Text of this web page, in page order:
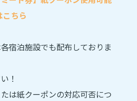
ちら
宿泊施設でも配布しておりま
！
は紙クーポンの対応可否につ